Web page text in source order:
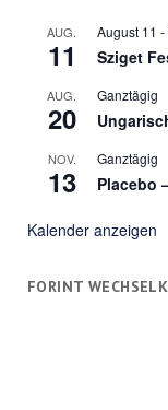
AUG.
11
August 11 -
Sziget
AUG.
20
Ganztägig
NOV.
13
Ganztägig
Placebo
Kalender anzeigen
FORINT